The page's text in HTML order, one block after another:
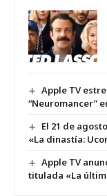
Apple TV
“Neuromancer”
El 21 de
«La dinastía:
Apple TV
titulada «La